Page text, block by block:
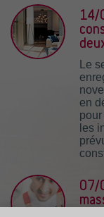
14/
Le
en
les
07/
pas